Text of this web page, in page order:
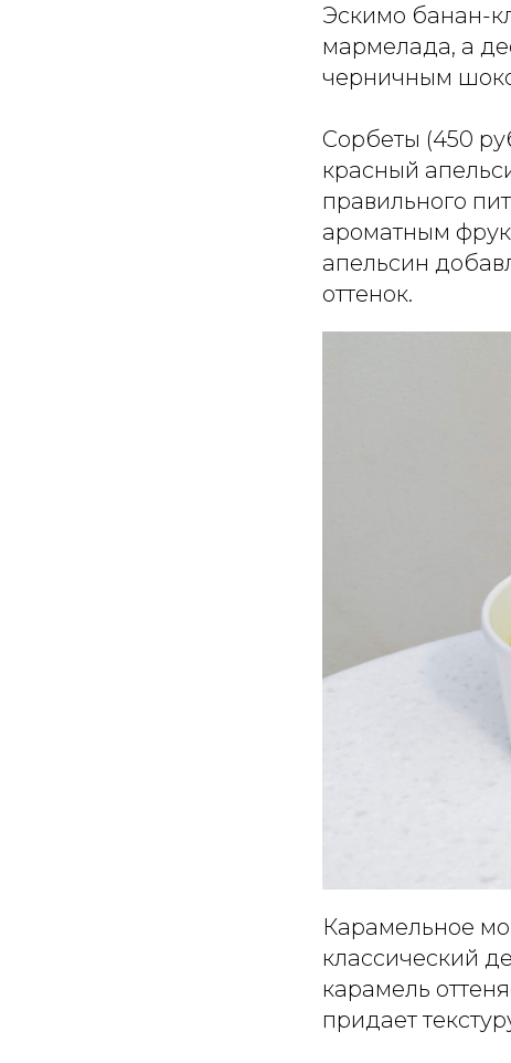
Эскимо банан-
мармелада, а
черничным
Сорбеты (450
красный
правильного
ароматным
апельсин
оттенок.
Карамельное
классический
карамель
придает